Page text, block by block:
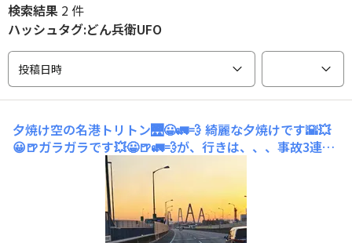
検索結果 2 件
ハッシュタグ:どん兵衛UFO
投稿日時
夕焼け空の名港トリトン🌉😀🚛💨 綺麗な夕焼けです🌇💥
😀🍺ガラガラです💥😀🍺🚛💨が、行きは、、、事故3連‼️
💥💥💥17時納品なのに間に合いません😱💦🍺とりあえず
遅れる旨を📞🥲💦到着したら待ってくれてました😀💥✨👍
トンボ帰りで家で、逆バージョン💥😀途中御在所SAに寄
りましたが、、、人が多すぎて食べれそうに無かったので
帰宅しました🥲💧明